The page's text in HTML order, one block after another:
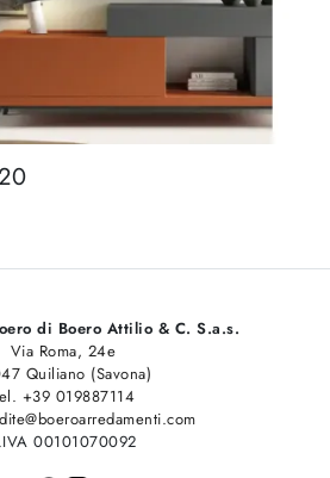
di Boero Attilio & C. S.a.s.
Via Roma, 24e
Quiliano (Savona)
+39 019887114
00101070092